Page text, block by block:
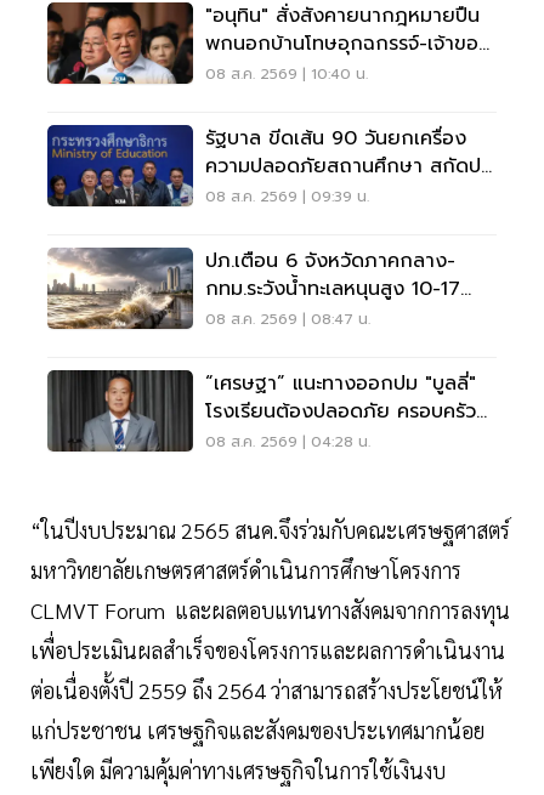
"อนุทิน" สั่งสังคายนากฎหมายปืน
พกนอกบ้านโทษอุกฉกรรจ์-เจ้าของ
โดนหนัก
08 ส.ค. 2569 | 10:40 น.
รัฐบาล ขีดเส้น 90 วันยกเครื่อง
ความปลอดภัยสถานศึกษา สกัดปม
บูลลี่
08 ส.ค. 2569 | 09:39 น.
ปภ.เตือน 6 จังหวัดภาคกลาง-
กทม.ระวังน้ำทะเลหนุนสูง 10-17
ส.ค.69
08 ส.ค. 2569 | 08:47 น.
“เศรษฐา” แนะทางออกปม "บูลลี่"
โรงเรียนต้องปลอดภัย ครอบครัว
ต้องรับฟัง
08 ส.ค. 2569 | 04:28 น.
“ในปีงบประมาณ 2565 สนค.จึงร่วมกับคณะเศรษฐศาสตร์
มหาวิทยาลัยเกษตรศาสตร์ดำเนินการศึกษาโครงการ
CLMVT Forum และผลตอบแทนทางสังคมจากการลงทุน
เพื่อประเมินผลสำเร็จของโครงการและผลการดำเนินงาน
ต่อเนื่องตั้งปี 2559 ถึง 2564 ว่าสามารถสร้างประโยชน์ให้
แก่ประชาชน เศรษฐกิจและสังคมของประเทศมากน้อย
เพียงใด มีความคุ้มค่าทางเศรษฐกิจในการใช้เงินงบ